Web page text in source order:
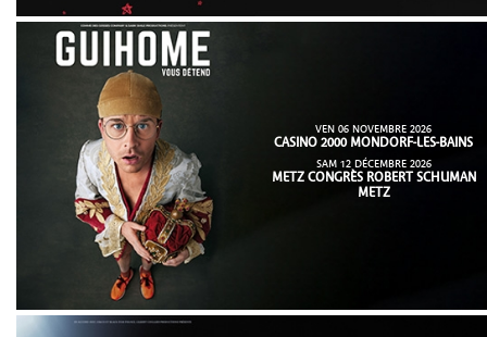
VEN 06 NOVEMBRE 2026
CASINO 2000 MONDORF-LES-BAINS
SAM 12 DÉCEMBRE 2026
METZ CONGRÈS ROBERT SCHUMAN
METZ